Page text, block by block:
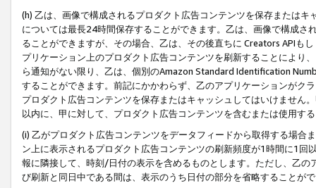
(h) 乙は、画像で構成されるプロダクト広告コンテンツを保存または
については最長24時間保存することができます。乙は、画像で構成
ることができますが、その場合、乙は、その後直ちに Creators APIも
プリケーション上のプロダクト広告コンテンツを刷新することにより
ら通知がない限り、乙は、個別のAmazon Standard Identification
することができます。前記にかかわらず、乙のアプリケーションがク
プロダクト広告コンテンツを保存またはキャッシュしてはいけません
以内に、甲に対して、プロダクト広告コンテンツを含むまたは使用す
(i) 乙がプロダクト広告コンテンツをデータフィードから取得する場合
ン上に表示されるプロダクト広告コンテンツの刷新頻度が1時間に1
報に隣接して、時刻/日付の表示を含めるものとします。ただし、乙
び刷新と同日中である間は、表示のうち日付の部分を省略することが